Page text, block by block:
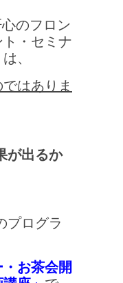
のフロン
・セミナ
、
はありま
が出るか
プログラ
・お茶会開